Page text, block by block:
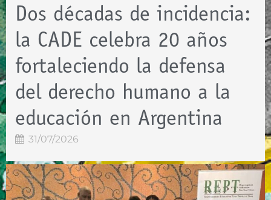
Dos décadas de incidencia:
la CADE celebra 20 años
fortaleciendo la defensa
del derecho humano a la
educación en Argentina
31/07/2026